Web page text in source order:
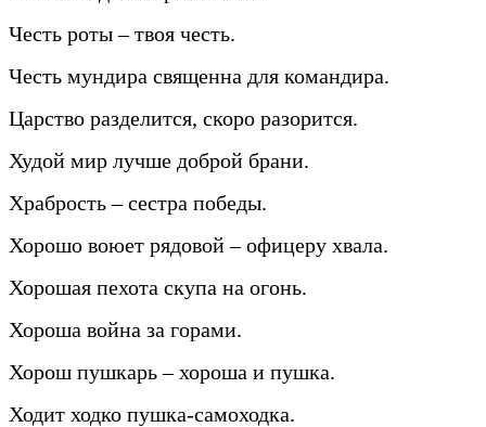
Честь роты – твоя честь.
Честь мундира священна для командира.
Царство разделится, скоро разорится.
Худой мир лучше доброй брани.
Храбрость – сестра победы.
Хорошо воюет рядовой – офицеру хвала.
Хорошая пехота скупа на огонь.
Хороша война за горами.
Хорош пушкарь – хороша и пушка.
Ходит ходко пушка-самоходка.